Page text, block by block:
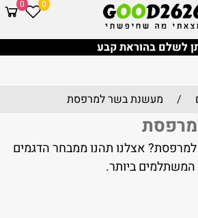
לשלם בהוראת קבע
0 0
/ מעשנת בשר למרפסת
אצלנו תהנו ממבחר הדגמים
המשתלמים ביותר.